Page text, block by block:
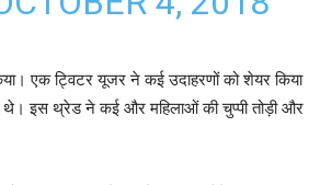
एक ट्विटर यूजर ने कई उदाहरणों को शेयर किया
इस थ्रेड ने कई और महिलाओं की चुप्पी तोड़ी और